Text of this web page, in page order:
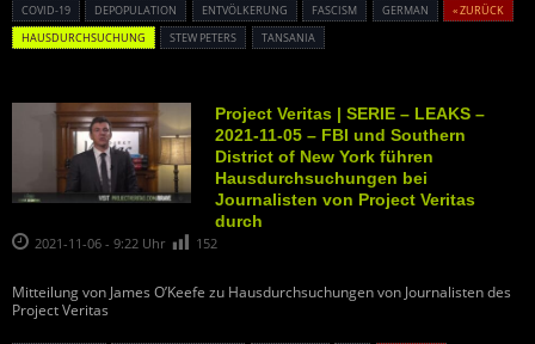
COVID-19
DEPOPULATION ENTVÖLKERUNG FASCISM GERMAN
« ZURÜCK
HAUSDURCHSUCHUNG
STEW PETERS TANSANIA
Project Veritas | SERIE – LEAKS –
2021-11-05 – FBI und Southern
District of New York führen
Hausdurchsuchungen bei
Journalisten von Project Veritas
durch
2021-11-06 - 9:22 Uhr 152
Mitteilung von James O’Keefe zu Hausdurchsuchungen von Journalisten des
Project Veritas